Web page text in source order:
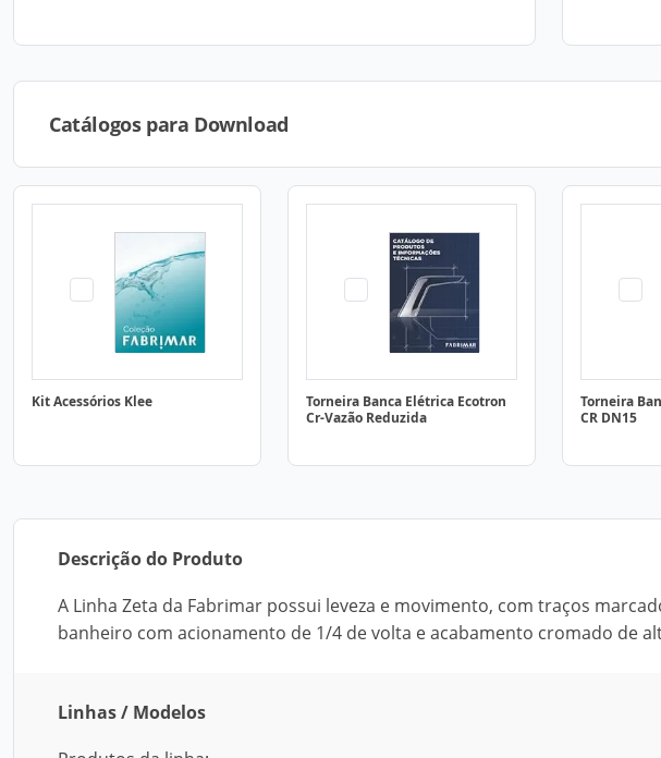
Catálogos para Download
Kit Acessórios Klee
Torneira Banca Elétrica Ecotron
Cr-Vazão Reduzida
Torneira
CR DN15
Descrição do Produto
A Linha Zeta da Fabrimar possui leveza e movimento, com traços
banheiro com acionamento de 1/4 de volta e acabamento cromado de
Linhas / Modelos